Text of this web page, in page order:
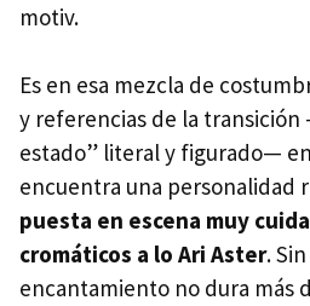
motiv.
Es en esa mezcla de
y referencias de la transición
estado” literal y figurado— en
encuentra una personalidad
puesta en escena muy
cromáticos a lo Ari Aster.
encantamiento no dura más